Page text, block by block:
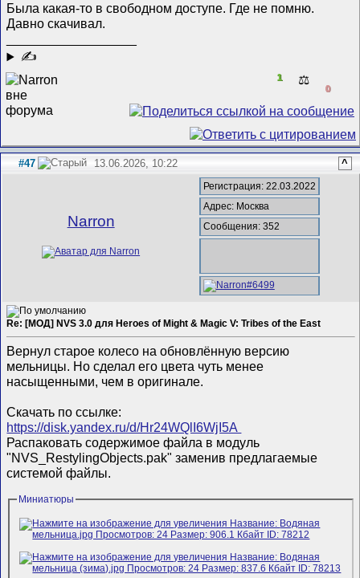
Была какая-то в свободном доступе. Где не помню.
Давно скачивал.
✍
1 ⚖️
0
#47 13.06.2026, 10:22 ^
Narron
Регистрация: 22.03.2022
Адрес: Москва
Сообщения: 352
Re: [МОД] NVS 3.0 для Heroes of Might & Magic V: Tribes of the East
Вернул старое колесо на обновлённую версию
мельницы. Но сделал его цвета чуть менее
насыщенными, чем в оригинале.
Скачать по ссылке:
https://disk.yandex.ru/d/Hr24WQlI6WjI5A
Распаковать содержимое файла в модуль
"NVS_RestylingObjects.pak" заменив предлагаемые
системой файлы.
Миниатюры